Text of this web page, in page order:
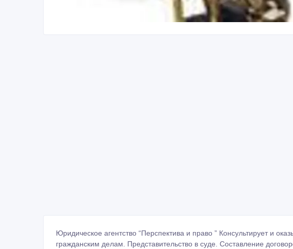
Юридическое агентство “Перспектива и право ” Консультирует и
гражданским делам. Представительство в суде. Составление